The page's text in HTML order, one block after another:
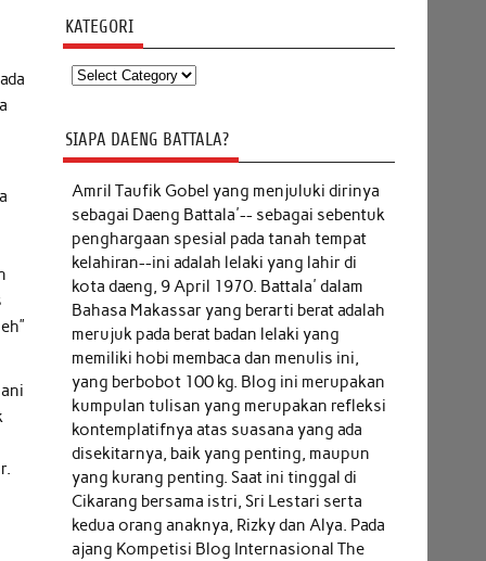
KATEGORI
Kategori
SIAPA DAENG BATTALA?
Amril Taufik Gobel yang menjuluki dirinya
sebagai Daeng Battala'-- sebagai sebentuk
penghargaan spesial pada tanah tempat
kelahiran--ini adalah lelaki yang lahir di
kota daeng, 9 April 1970. Battala' dalam
Bahasa Makassar yang berarti berat adalah
merujuk pada berat badan lelaki yang
memiliki hobi membaca dan menulis ini,
yang berbobot 100 kg. Blog ini merupakan
kumpulan tulisan yang merupakan refleksi
kontemplatifnya atas suasana yang ada
disekitarnya, baik yang penting, maupun
yang kurang penting. Saat ini tinggal di
Cikarang bersama istri, Sri Lestari serta
kedua orang anaknya, Rizky dan Alya. Pada
ajang Kompetisi Blog Internasional The